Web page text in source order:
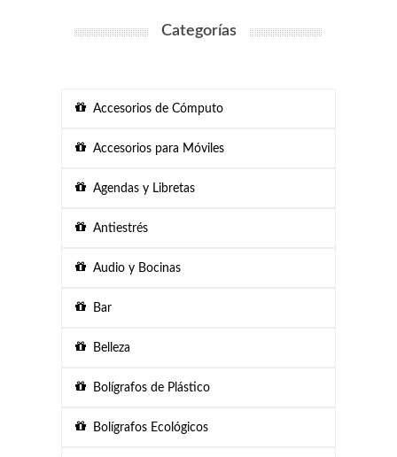
Categorías
Accesorios de Cómputo
Accesorios para Móviles
Agendas y Libretas
Antiestrés
Audio y Bocinas
Bar
Belleza
Bolígrafos de Plástico
Bolígrafos Ecológicos